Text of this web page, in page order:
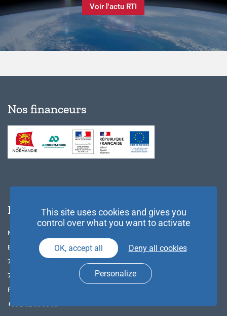
Voir l'actu RTI
Nos financeurs
Nous contacter
NAE
Bât. CRIANN
745, Av. de l’Université
76800 St-Etienne-du-Rouvray
France
+33 2 32 80 88 00
This site uses cookies and gives you
control over what you want to activate
OK, accept all Deny all cookies
Personalize